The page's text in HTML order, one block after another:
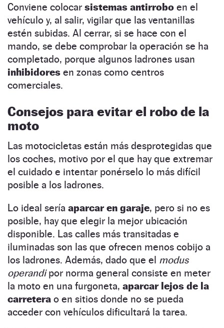
Conviene colocar sistemas antirrobo en el
vehículo y, al salir, vigilar que las ventanillas
estén subidas. Al cerrar, si se hace con el
mando, se debe comprobar la operación se ha
completado, porque algunos ladrones usan
inhibidores en zonas como centros
comerciales.
Consejos para evitar el robo de la
moto
Las motocicletas están más desprotegidas que
los coches, motivo por el que hay que extremar
el cuidado e intentar ponérselo lo más difícil
posible a los ladrones.
Lo ideal sería aparcar en garaje, pero si no es
posible, hay que elegir la mejor ubicación
disponible. Las calles más transitadas e
iluminadas son las que ofrecen menos cobijo a
los ladrones. Además, dado que el modus
operandipor norma general consiste en meter
la moto en una furgoneta, aparcar lejos de la
carretera o en sitios donde no se pueda
acceder con vehículos dificultará la tarea.